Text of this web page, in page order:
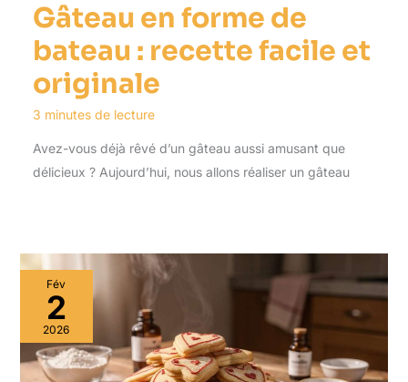
Gâteau en forme de
bateau : recette facile et
originale
3 minutes de lecture
Avez-vous déjà rêvé d’un gâteau aussi amusant que
délicieux ? Aujourd’hui, nous allons réaliser un gâteau
Fév
2
2026